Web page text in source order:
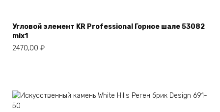
Угловой элемент KR Professional Горное шале 53082
mix1
2470,00 ₽